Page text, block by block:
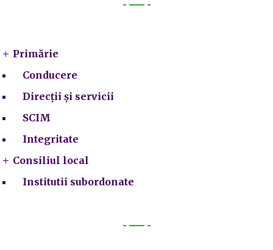
Primărie
Conducere
Direcții și servicii
SCIM
Integritate
Consiliul local
Institutii subordonate